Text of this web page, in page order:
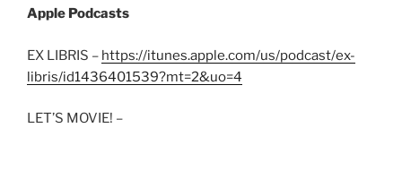
Apple Podcasts
EX LIBRIS – https://itunes.apple.com/us/podcast/ex-
libris/id1436401539?mt=2&uo=4
LET’S MOVIE! –